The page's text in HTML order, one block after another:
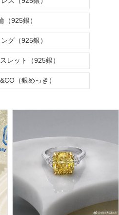
（925銀）
グ（925銀）
レット（925銀）
（銀めっき）